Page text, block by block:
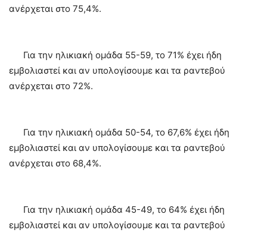
ανέρχεται στο 75,4%.
Για την ηλικιακή ομάδα 55-59, το 71% έχει ήδη
εμβολιαστεί και αν υπολογίσουμε και τα ραντεβού
ανέρχεται στο 72%.
Για την ηλικιακή ομάδα 50-54, το 67,6% έχει ήδη
εμβολιαστεί και αν υπολογίσουμε και τα ραντεβού
ανέρχεται στο 68,4%.
Για την ηλικιακή ομάδα 45-49, το 64% έχει ήδη
εμβολιαστεί και αν υπολογίσουμε και τα ραντεβού